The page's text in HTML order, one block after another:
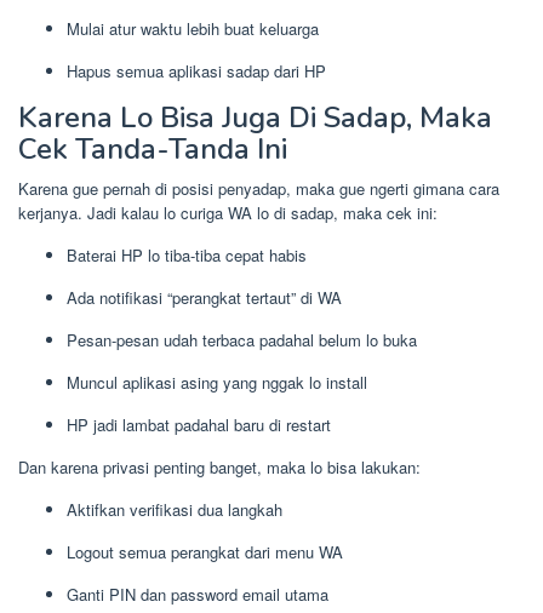
Mulai atur waktu lebih buat keluarga
Hapus semua aplikasi sadap dari HP
Karena Lo Bisa Juga Di Sadap, Maka
Cek Tanda-Tanda Ini
Karena gue pernah di posisi penyadap, maka gue ngerti gimana cara
kerjanya. Jadi kalau lo curiga WA lo di sadap, maka cek ini:
Baterai HP lo tiba-tiba cepat habis
Ada notifikasi “perangkat tertaut” di WA
Pesan-pesan udah terbaca padahal belum lo buka
Muncul aplikasi asing yang nggak lo install
HP jadi lambat padahal baru di restart
Dan karena privasi penting banget, maka lo bisa lakukan:
Aktifkan verifikasi dua langkah
Logout semua perangkat dari menu WA
Ganti PIN dan password email utama